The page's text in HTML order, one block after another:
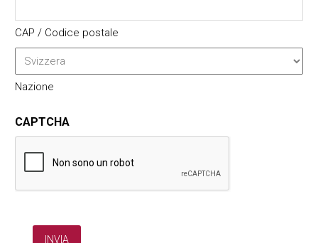
CAP / Codice postale
Nazione
CAPTCHA